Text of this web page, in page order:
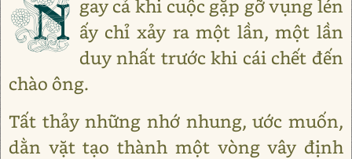
N gay cả khi cuộc gặp gỡ vụng lén
ấy chỉ xảy ra một lần, một lần
duy nhất trước khi cái chết đến
chào ông.
Tất thảy những nhớ nhung, ước muốn,
dằn vặt tạo thành một vòng vây định